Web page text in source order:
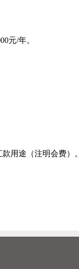
元/年。
用途（注明会费）。